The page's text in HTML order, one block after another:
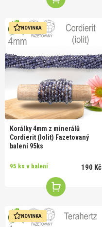
NOVINKA
Korálky 4mm z minerálů
Cordierit (Iolit) Fazetovaný
balení 95ks
95 ks v balení 190 Kč
NOVINKA